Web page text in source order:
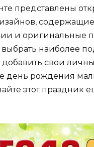
представлены
и оригинальные
наиболее
добавить свои
день рождения
этот праздник